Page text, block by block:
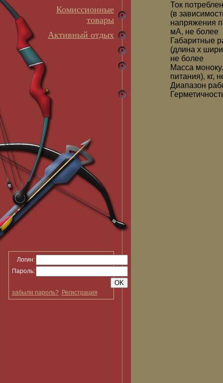
Комиссионные
товары
Активный отдых
Логин:
Пароль:
забыли пароль? Регистрация
Ток
(в
напряжения
мА, не более
Габаритные
(длина x
не более
Масса
питания), кг,
Диапазон